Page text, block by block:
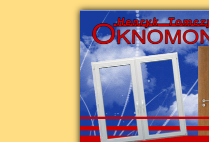
Skip
navigation
Skip
to
content